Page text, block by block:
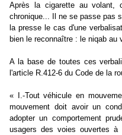
Après la cigarette au volant,
chronique... Il ne se passe pas
la presse le cas d'une
bien le reconnaître : le niqab au
A la base de toutes ces
l'article R.412-6 du Code de la
« I.-Tout véhicule en
mouvement doit avoir un
adopter un comportement
usagers des voies ouvertes